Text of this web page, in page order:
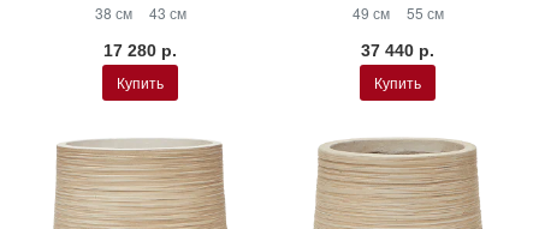
38 см 43 см
17 280 р.
Купить
49 см 55 см
37 440 р.
Купить